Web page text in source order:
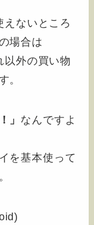
ないところ
場合は
以外の買い物
。
」 なんですよ
を基本使って